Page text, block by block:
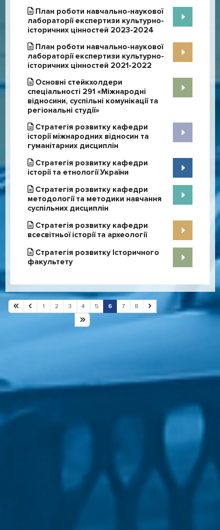
План роботи навчально-наукової
лабораторії експертизи культурно-
історичних цінностей 2023-2024
План роботи навчально-наукової
лабораторії експертизи культурно-
історичних цінностей 2021-2022
Основні стейкхолдери
спеціальності 291 «Міжнародні
відносини, суспільні комунікації та
регіональні студії»
Стратегія розвитку кафедри
історії міжнародних відносин та
гуманітарних дисциплін
Стратегія розвитку кафедри
історії та етнології України
Стратегія розвитку кафедри
методології та методики навчання
суспільних дисциплін
Стратегія розвитку кафедри
всесвітньої історії та археології
Стратегія розвитку Історичного
факультету
Сторінка 6 із 8
1 2 3 4 5 6 7 8